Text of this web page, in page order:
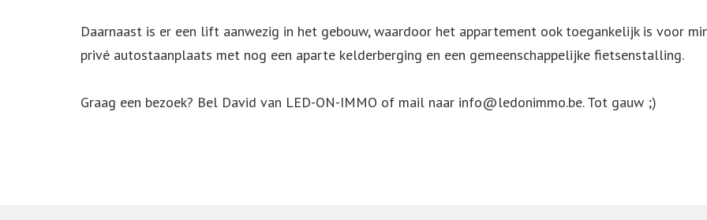
Daarnaast is er een lift aanwezig in het gebouw, waardoor het appartement ook toegankelijk is voor
privé autostaanplaats met nog een aparte kelderberging en een gemeenschappelijke fietsenstalling.
Graag een bezoek? Bel David van LED-ON-IMMO of mail naar info@ledonimmo.be. Tot gauw ;)